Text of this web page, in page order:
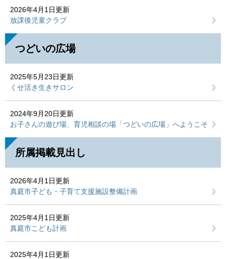
2026年4月1日更新
放課後児童クラブ
つどいの広場
2025年5月23日更新
くせ活き生きサロン
2024年9月20日更新
お子さんの遊び場、育児相談の場「つどいの広場」へようこそ
所属掲載見出し
2026年4月1日更新
真庭市子ども・子育て支援施設整備計画
2025年4月1日更新
真庭市こども計画
2025年4月1日更新